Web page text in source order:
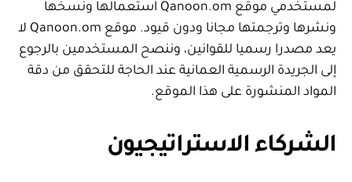
لمستخدمي موقع Qanoon.om استعمالها ونسخها
ونشرها وترجمتها مجانا ودون قيود. موقع Qanoon.om لا
يعد مصدرا رسميا للقوانين، وننصح المستخدمين بالرجوع
إلى الجريدة الرسمية العمانية عند الحاجة للتحقق من دقة
المواد المنشورة على هذا الموقع.
الشركاء الاستراتيجيون